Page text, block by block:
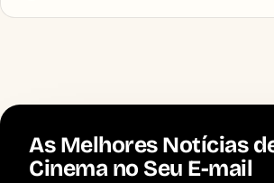
As Melhores Notícias
Cinema no Seu E-mail